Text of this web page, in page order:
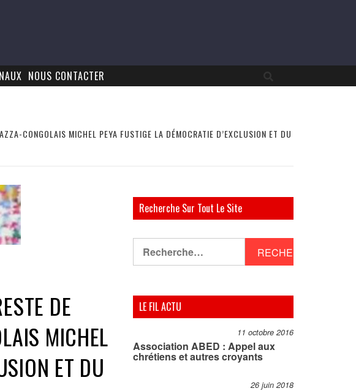
NOUS CONTACTER
CONGOLAIS MICHEL PEYA FUSTIGE LA DÉMOCRATIE D’EXCLUSION ET DU
DE
MICHEL
ET DU
Recherche Sur Tout Le Site
LE FIL ACTU
11 octobre 2016
Association ABED : Appel aux
chrétiens et autres croyants
26 juin 2018